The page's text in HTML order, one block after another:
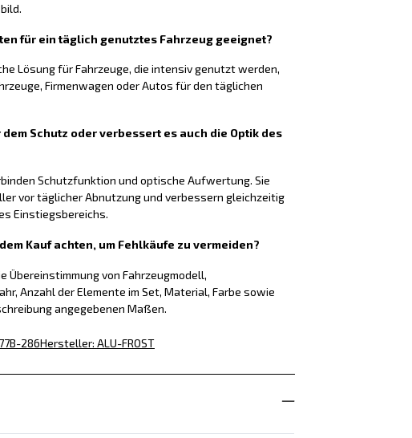
für ein täglich genutztes Fahrzeug geeignet?
Lösung für Fahrzeuge, die intensiv genutzt werden,
Firmenwagen oder Autos für den täglichen
Schutz oder verbessert es auch die Optik des
Schutzfunktion und optische Aufwertung. Sie
vor täglicher Abnutzung und verbessern gleichzeitig
Einstiegsbereichs.
Kauf achten, um Fehlkäufe zu vermeiden?
Übereinstimmung von Fahrzeugmodell,
Anzahl der Elemente im Set, Material, Farbe sowie
angegebenen Maßen.
286Hersteller: ALU-FROST